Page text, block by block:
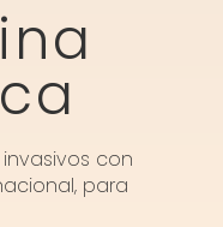
con
para